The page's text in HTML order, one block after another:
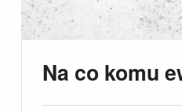
Na co komu